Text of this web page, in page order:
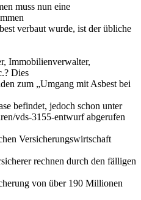
muss nun eine
verbaut wurde, ist der übliche
Immobilienverwalter,
Dies
zum „Umgang mit Asbest bei
befindet, jedoch schon unter
vds-3155-entwurf abgerufen
Versicherungswirtschaft
rechnen durch den fälligen
von über 190 Millionen